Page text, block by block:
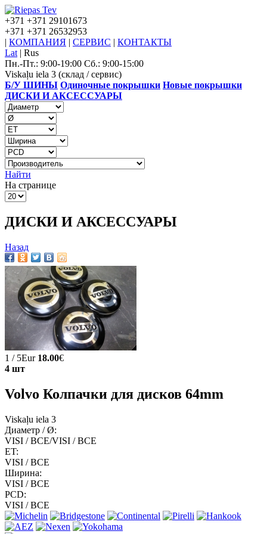
+371 +371 29101673
+371 +371 26532953
| КОМПАНИЯ | СЕРВИС | КОНТАКТЫ
Lat | Rus
Пн.-Пт.: 9:00-19:00 Сб.: 9:00-15:00
Viskaļu iela 3 (склад / сервис)
Б/У ШИНЫ Одиночные покрышки Новые покрышки
ДИСКИ И АКСЕССУАРЫ
Найти
На странице
ДИСКИ И АКСЕССУАРЫ
Назад
1 / 5Eur 18.00€
4 шт
Volvo Колпачки для дисков 64mm
Viskaļu iela 3
Диаметр / Ø:
VISI / ВСЕ/VISI / ВСЕ
ET:
VISI / ВСЕ
Ширина:
VISI / ВСЕ
PCD:
VISI / ВСЕ